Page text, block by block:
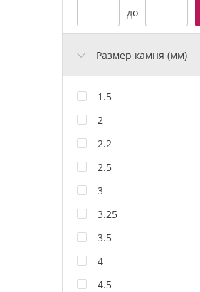
до
Размер камня (мм)
1.5
2
2.2
2.5
3
3.25
3.5
4
4.5